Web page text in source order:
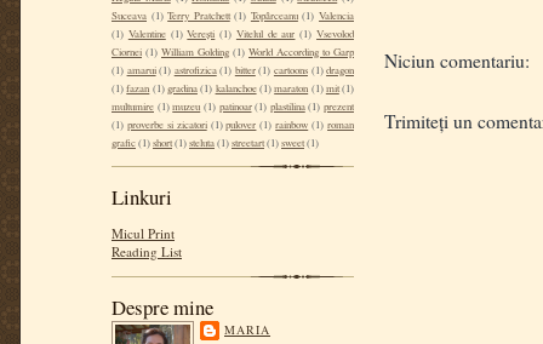
Suceava (1) Terry Pratchett (1) Topârceanu (1) Valencia
(1) Valentine (1) Verești (1) Vitelul de aur (1) Vsevolod
Ciornei (1) William Golding (1) World According to Garp
(1) amarui (1) astrofizica (1) bitter (1) cartoons (1) dragon
(1)fazan (1)gradina(1) kalanchoe (1)maraton (1) mit(1)
multumire (1) muzeu (1) patinoar (1) plastilina (1) prezent
(1) proverbe si zicatori (1) pulover (1) rainbow (1) roman
grafic(1)short(1)steluta(1)streetart(1)sweet(1)
Linkuri
Micul Print
Reading List
Despre mine
MARIA
Niciun comentariu:
Trimiteți un